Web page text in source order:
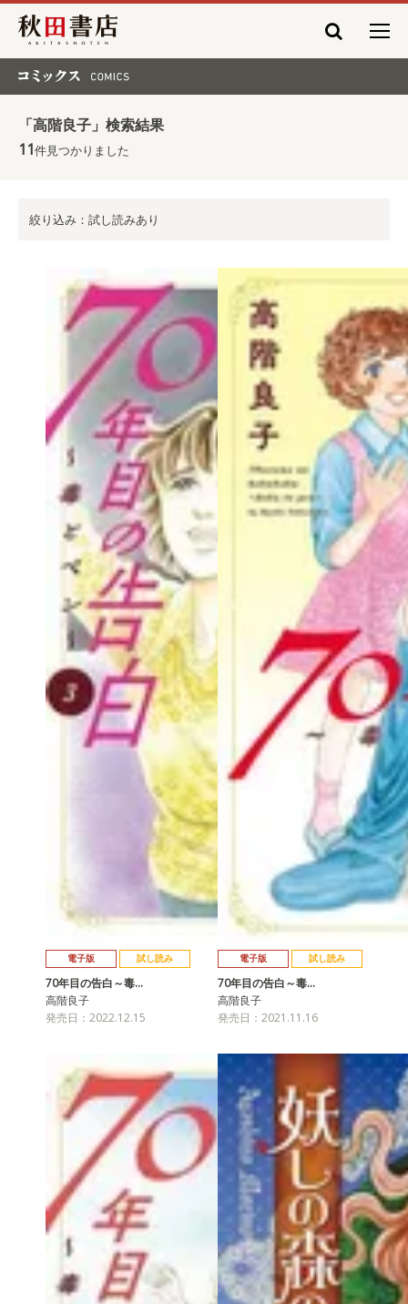
秋田書店
「高階良子」検索結果
11件見つかりました
絞り込み：試し読みあり
電子版 試し読み
70年目の告白～毒…
高階良子
発売日：2022.12.15
電子版 試し読み
70年目の告白～毒…
高階良子
発売日：2021.11.16